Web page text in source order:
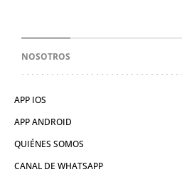
NOSOTROS
APP IOS
APP ANDROID
QUIÉNES SOMOS
CANAL DE WHATSAPP